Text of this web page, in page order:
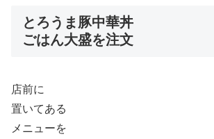
とろうま豚中華丼
ごはん大盛を注文
店前に
置いてある
メニューを